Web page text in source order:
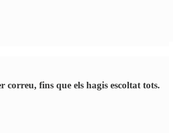
fins que els hagis escoltat tots.